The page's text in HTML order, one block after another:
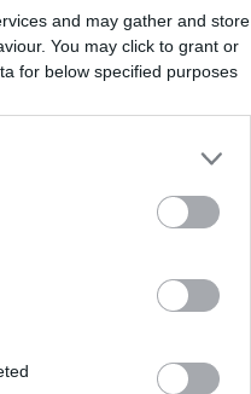
and may gather and store
You may click to grant or
for below specified purposes